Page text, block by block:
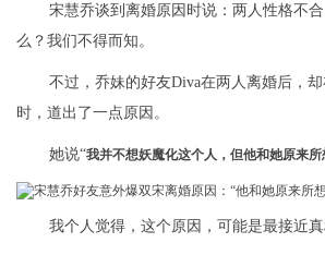
宋慧乔谈到离婚原因时说：两人性格不
么？我们不得而知。
不过，乔妹的好友Diva在两人离婚后，
时，道出了一点原因。
她说“我并不想妖魔化这个人，但他和她原来
我个人觉得，这个原因，可能是最接近真